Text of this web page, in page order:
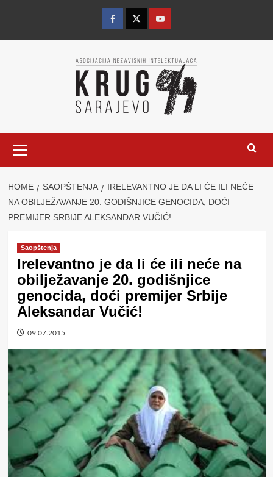
content
FacebookTwitterYouTube
Menu
HOME SAOPŠTENJA
IRELEVANTNO JE DA LI ĆE ILI NEĆE
NA OBILJEŽAVANJE 20. GODIŠNJICE GENOCIDA, DOĆI
PREMIJER SRBIJE ALEKSANDAR VUČIĆ!
Saopštenja
Irelevantno je da li će ili neće na
obilježavanje 20. godišnjice
genocida, doći premijer Srbije
Aleksandar Vučić!
09.07.2015